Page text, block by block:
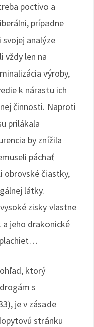
poctivo a
prípadne
analýze
vždy len na
výroby,
k nárastu ich
činnosti. Naproti
prilákala
by znížila
páchať
obrovské čiastky,
látky.
zisky vlastne
jeho drakonické
plachiet…
ktorý
s
je v zásade
stránku